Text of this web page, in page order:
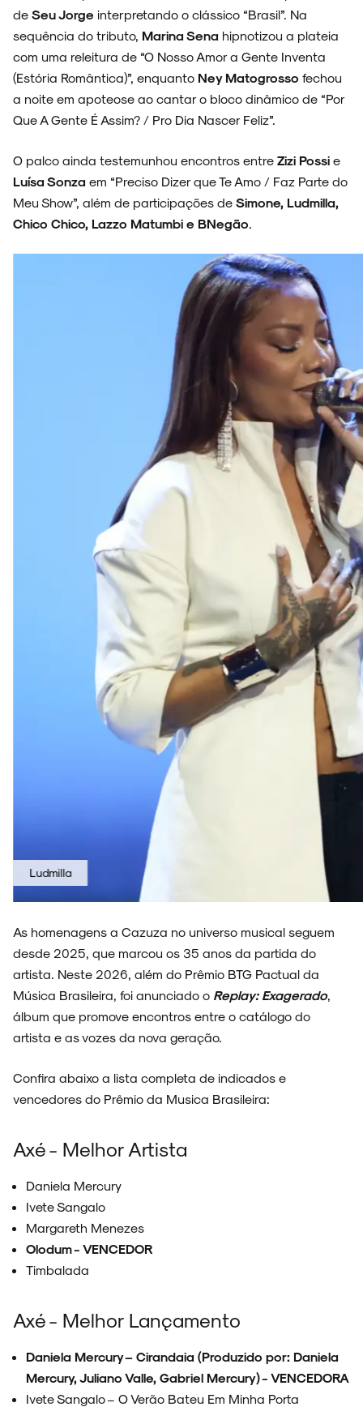
de Seu Jorge interpretando o clássico “Brasil”. Na
sequência do tributo, Marina Sena hipnotizou a plateia
com uma releitura de “O Nosso Amor a Gente Inventa
(Estória Romântica)”, enquanto Ney Matogrosso fechou
a noite em apoteose ao cantar o bloco dinâmico de “Por
Que A Gente É Assim? / Pro Dia Nascer Feliz”.
O palco ainda testemunhou encontros entre Zizi Possi e
Luísa Sonza em “Preciso Dizer que Te Amo / Faz Parte do
Meu Show”, além de participações de Simone, Ludmilla,
Chico Chico, Lazzo Matumbi e BNegão
Ney Matogrosso
As homenagens a Cazuza no universo musical seguem
desde 2025, que marcou os 35 anos da partida do
artista. Neste 2026, além do Prêmio BTG Pactual da
Música Brasileira, foi anunciado o Replay: Exagerado,
álbum que promove encontros entre o catálogo do
artista e as vozes da nova geração.
Confira abaixo a lista completa de indicados e
vencedores do Prêmio da Musica Brasileira:
Axé - Melhor Artista
Daniela Mercury
Ivete Sangalo
Margareth Menezes
Olodum - VENCEDOR
Timbalada
Axé - Melhor Lançamento
Daniela Mercury – Cirandaia (Produzido por: Daniela
Mercury, Juliano Valle, Gabriel Mercury) - VENCEDORA
Ivete Sangalo – O Verão Bateu Em Minha Porta